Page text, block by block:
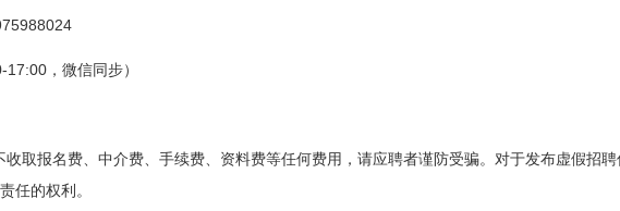
17:00 ，微信同步）
收取报名费、中介费、手续费、资料费等任何费用，请应聘者谨防受骗。对于发布虚假招
任的权利。